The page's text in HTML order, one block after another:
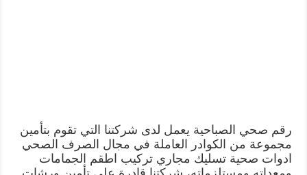
رقم صحي الصباحية يعمل لدى شركتنا التي تقوم بتأمين
مجموعة من الكوادر العاملة في مجال الصرف الصحي
ادوات صحية تسليك مجاري تركيب اطقم الجمامات